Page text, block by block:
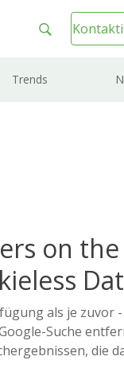
Trends
on the
als je zuvor -
Suche
die